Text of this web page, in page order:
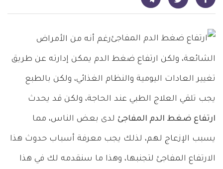
رغم أنه من الأمراض
الشائعة، ولكن ارتفاع ضغط الدم يمكن إدارته عن طريق
تغيير العادات اليومية والنظام الغذائي، ولكن بالطبع
يجب تلقي العلاج الطبي عند الحاجة، ولكن قد يحدث
ارتفاع ضغط الدم المفاجئ لدى بعض الناس، مما
يسبب الإزعاج لهم، لذلك يجب معرفة أسباب حدوث هذا
الارتفاع المفاجئ لتجنبها، وهذا ما سنقدمه لك في هذا